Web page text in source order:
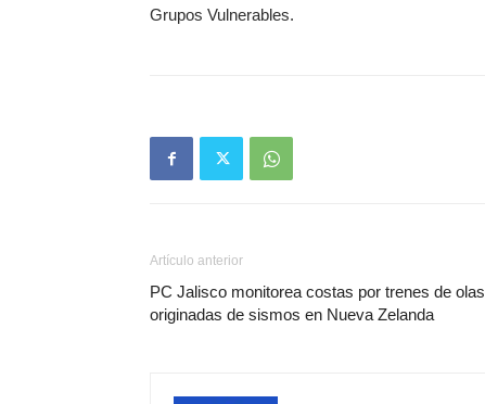
Grupos Vulnerables.
Artículo anterior
PC Jalisco monitorea costas por trenes de olas
originadas de sismos en Nueva Zelanda